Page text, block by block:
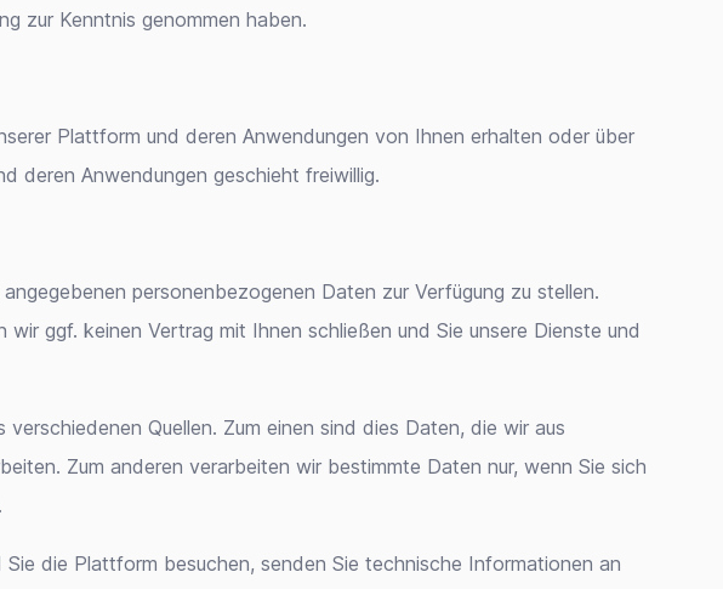
zur Kenntnis genommen haben.
Plattform und deren Anwendungen von Ihnen erhalten oder über
deren Anwendungen geschieht freiwillig.
personenbezogenen Daten zur Verfügung zu stellen.
ggf. keinen Vertrag mit Ihnen schließen und Sie unsere Dienste und
Quellen. Zum einen sind dies Daten, die wir aus
Zum anderen verarbeiten wir bestimmte Daten nur, wenn Sie sich
Sie die Plattform besuchen, senden Sie technische Informationen an